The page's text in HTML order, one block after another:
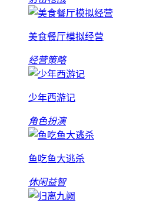
美食餐厅模拟经营
经营策略
少年西游记
角色扮演
鱼吃鱼大逃杀
休闲益智